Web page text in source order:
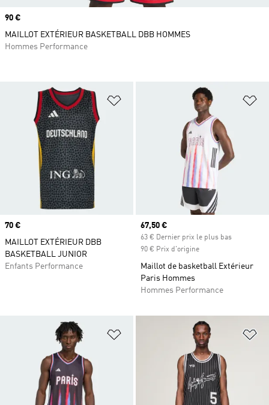
Ajouter à la Liste de produits
Prix
70 €
MAILLOT EXTÉRIEUR DBB
BASKETBALL JUNIOR
Enfants Performance
Prix actuel
67,50 €
63 € Dernier prix le plus bas
90 € Prix d'origine
Maillot de basketball Extérieur
Paris Hommes
Hommes Performance
Ajouter à la Liste de produits
Prix
90 €
MAILLOT EXTÉRIEUR BASKETBALL DBB HOMMES
Hommes Performance